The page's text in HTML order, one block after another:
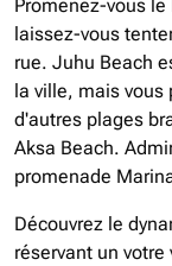
Promenez-vous
laissez-vous
rue. Juhu Beach
la ville, mais
d'autres plages
Aksa Beach.
promenade
Découvrez le
réservant un